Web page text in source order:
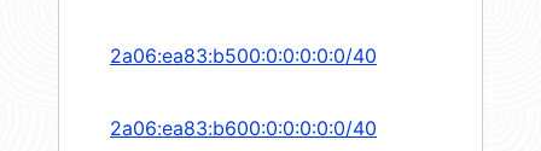
2a06:ea83:b500:0:0:0:0:0/40
2a06:ea83:b600:0:0:0:0:0/40